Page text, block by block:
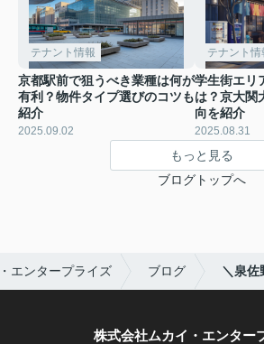
テナント情報
京都駅前で狙うべき業種は何が
有利？物件タイプ選びのコツも
紹介
2025.09.02
テナント情
学生街エリ
は？京大関
向を紹介
2025.08.31
もっと見る
ブログトップへ
エンタープライズ ブログ ＼泉
株式会社ムカイ・エンター